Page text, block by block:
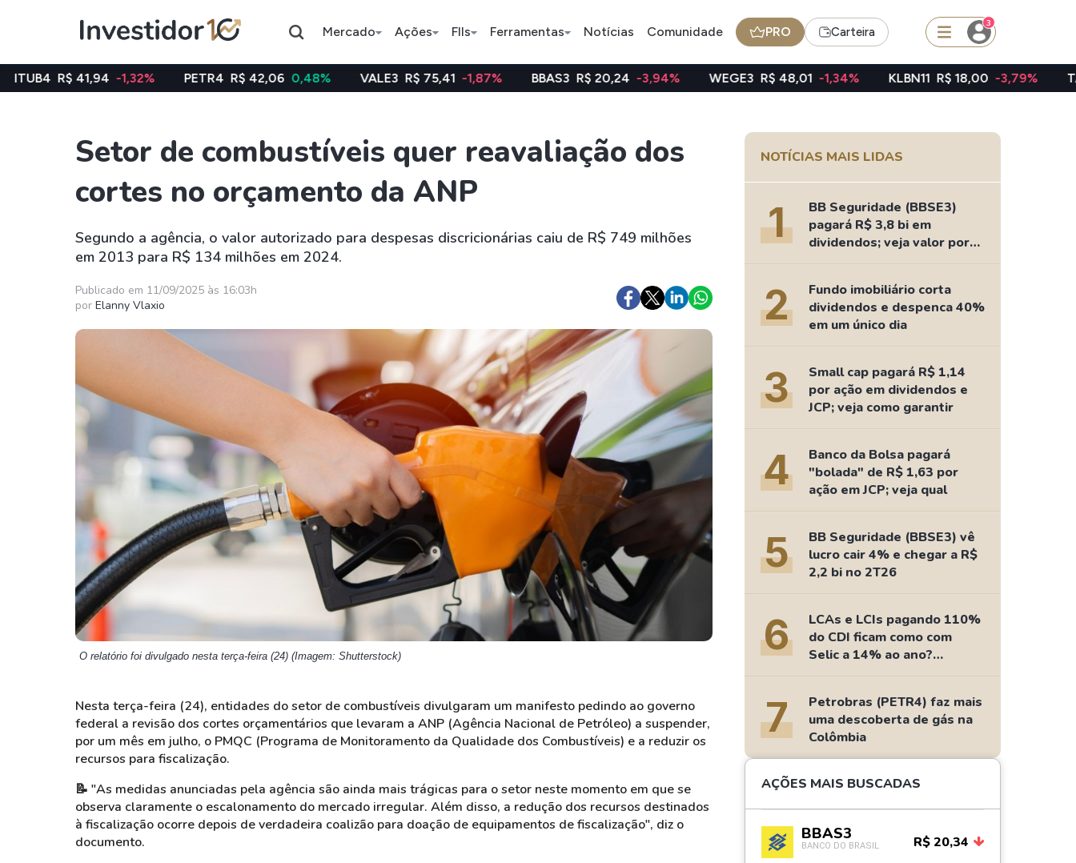
Mercado Ações FIIs Ferramentas Notícias Comunidade PRO Carteira
3
Assuntos do momento
Índice
Ibovespa
Índice
Selic
Índice
Bradesco TRXF11
Ações
Taesa
Itausa
Petrobrás
FIIs
XPML11
KNRI11
SMAL11
HASH11
GOLD11
XINA11
Ver todos
Amazon
Google
Meta
Coca-Cola
Ver todos
Criptomoedas
Bitcoin
Ethereum
Binance Coin - BNB
Solana
Cardano
Ver todos
Ideias
Agenda de Dividendos
Radar do Dividendo Inteligente
As Ações Mais Buscadas
Guia do Iniciante
-1,32% PETR4 R$ 42,06 0,48% VALE3 R$ 75,41 -1,87% BBAS3 R$ 20,24 -3,94% WEGE3 R$ 48,01 -1,34% KLBN11 R$ 18,00 -3,79% TAEE11 R$
Setor de combustíveis quer reavaliação dos
cortes no orçamento da ANP
Segundo a agência, o valor autorizado para despesas discricionárias caiu de R$ 749 milhões
em 2013 para R$ 134 milhões em 2024.
Publicado em 11/09/2025 às 16:03h
por Elanny Vlaxio
O relatório foi divulgado nesta terça-feira (24) (Imagem: Shutterstock)
Nesta terça-feira (24), entidades do setor de combustíveis divulgaram um manifesto pedindo ao governo
federal a revisão dos cortes orçamentários que levaram a ANP (Agência Nacional de Petróleo) a suspender,
por um mês em julho, o PMQC (Programa de Monitoramento da Qualidade dos Combustíveis) e a reduzir os
recursos para fiscalização.
📝 "As medidas anunciadas pela agência são ainda mais trágicas para o setor neste momento em que se
observa claramente o escalonamento do mercado irregular. Além disso, a redução dos recursos destinados
à fiscalização ocorre depois de verdadeira coalizão para doação de equipamentos de fiscalização", diz o
documento.
NOTÍCIAS MAIS LIDAS
1
BB Seguridade (BBSE3)
pagará R$ 3,8 bi em
dividendos; veja valor por
ação
2
Fundo imobiliário corta
dividendos e despenca 40%
em um único dia
3
Small cap pagará R$ 1,14
por ação em dividendos e
JCP; veja como garantir
4
Banco da Bolsa pagará
"bolada" de R$ 1,63 por
ação em JCP; veja qual
5
BB Seguridade (BBSE3) vê
lucro cair 4% e chegar a R$
2,2 bi no 2T26
6
LCAs e LCIs pagando 110%
do CDI ficam como com
Selic a 14% ao ano?
Fizemos as contas
7
Petrobras (PETR4) faz mais
uma descoberta de gás na
Colômbia
AÇÕES MAIS BUSCADAS
BBAS3
BANCO DO BRASIL R$ 20,34